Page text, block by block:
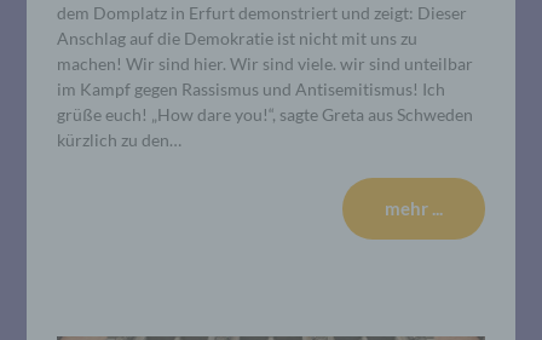
dem Domplatz in Erfurt demonstriert und zeigt: Dieser
Anschlag auf die Demokratie ist nicht mit uns zu
machen! Wir sind hier. Wir sind viele. wir sind unteilbar
im Kampf gegen Rassismus und Antisemitismus! Ich
grüße euch! „How dare you!“, sagte Greta aus Schweden
kürzlich zu den…
mehr ...